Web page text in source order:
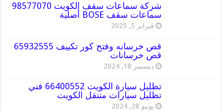
شركة سماعات سقف الكويت 98577070
سماعات سقف BOSE أصلية
فبراير 5, 2025
قص خرسانه وفتح كور تكييف 65932555
قص خرسانات
ديسمبر 18, 2024
تظليل سيارة الكويت 66400552 فني
تظليل سيارات متنقل الكويت
يونيو 28, 2024